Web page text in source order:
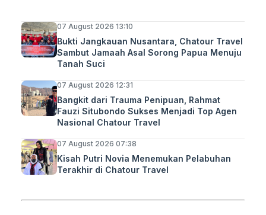
07 August 2026 13:10
Bukti Jangkauan Nusantara, Chatour Travel
Sambut Jamaah Asal Sorong Papua Menuju
Tanah Suci
07 August 2026 12:31
Bangkit dari Trauma Penipuan, Rahmat
Fauzi Situbondo Sukses Menjadi Top Agen
Nasional Chatour Travel
07 August 2026 07:38
Kisah Putri Novia Menemukan Pelabuhan
Terakhir di Chatour Travel